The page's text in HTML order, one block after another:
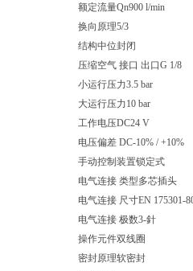
额定流量Qn900 l/min
换向原理5/3
结构中位封闭
压缩空气 接口 出口G 1/8
小运行压力3.5 bar
大运行压力10 bar
工作电压DC24 V
电压偏差 DC-10% / +10%
手动控制装置锁定式
电气连接 类型多芯插头
电气连接 尺寸EN 175301-
电气连接 极数3-針
操作元件双线圈
密封原理软密封